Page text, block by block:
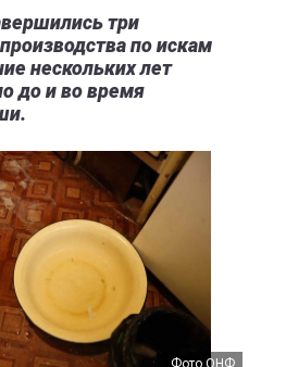
три
по искам
нескольких лет
до и во время
Фото ОНФ